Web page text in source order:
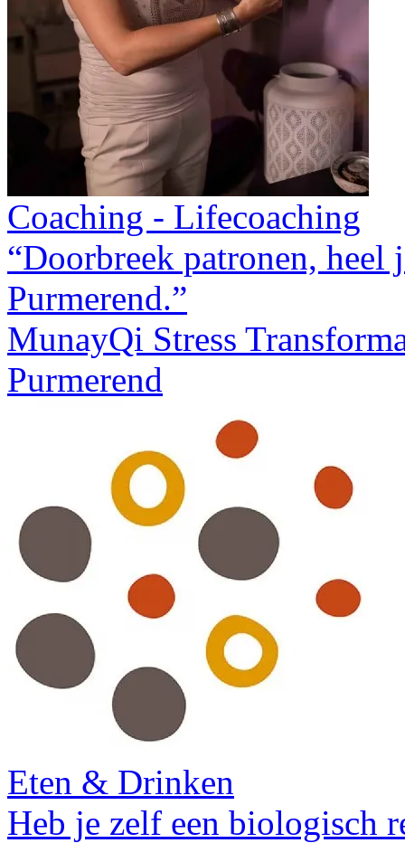
Coaching - Lifecoaching
“Doorbreek patronen,
Purmerend.”
MunayQi Stress
Purmerend
Eten & Drinken
Heb je zelf een biologisch